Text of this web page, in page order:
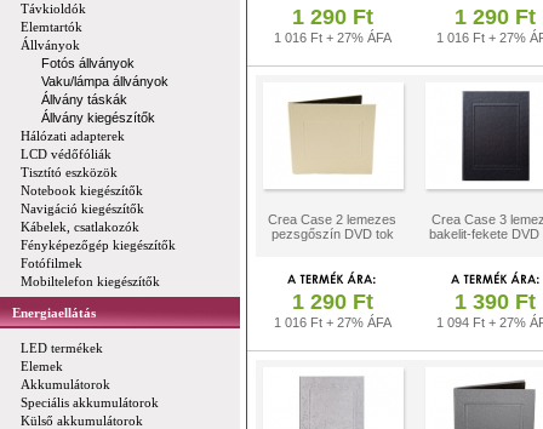
Távkioldók
Elemtartók
Állványok
Fotós állványok
Vaku/lámpa állványok
Állvány táskák
Állvány kiegészítők
Hálózati adapterek
LCD védőfóliák
Tisztító eszközök
Notebook kiegészítők
Navigáció kiegészítők
Kábelek, csatlakozók
Fényképezőgép kiegészítők
Fotófilmek
Mobiltelefon kiegészítők
Energiaellátás
LED termékek
Elemek
Akkumulátorok
Speciális akkumulátorok
Külső akkumulátorok
1 290 Ft
1 016 Ft + 27% ÁFA
1 290 Ft
1 016 Ft + 27%
Crea Case 2 lemezes
pezsgőszín DVD tok
Crea Case 3
bakelit-fekete DVD
1 290 Ft
1 016 Ft + 27% ÁFA
1 390 Ft
1 094 Ft + 27%